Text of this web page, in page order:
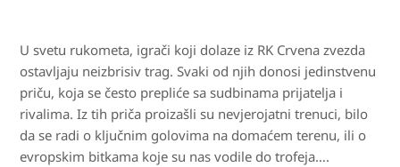
U svetu rukometa, igrači koji dolaze iz RK Crvena zvezda
ostavljaju neizbrisiv trag. Svaki od njih donosi jedinstvenu
priču, koja se često prepliće sa sudbinama prijatelja i
rivalima. Iz tih priča proizašli su nevjerojatni trenuci, bilo
da se radi o ključnim golovima na domaćem terenu, ili o
evropskim bitkama koje su nas vodile do trofeja….